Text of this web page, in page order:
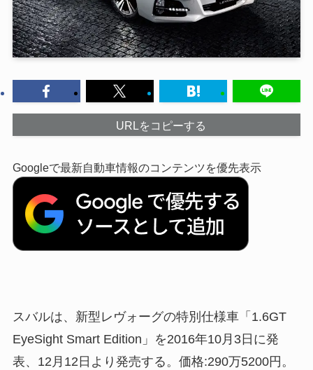
URLをコピーする
Googleで最新自動車情報のコンテンツを優先表示
スバルは、新型レヴォーグの特別仕様車「1.6GT
EyeSight Smart Edition」を2016年10月3日に発
表、12月12日より発売する。価格:290万5200円。